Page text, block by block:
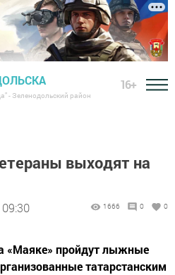
- Зеленодольский район
16+
выходят на
1666 0 0
«Маяке» пройдут лыжные
татарстанским